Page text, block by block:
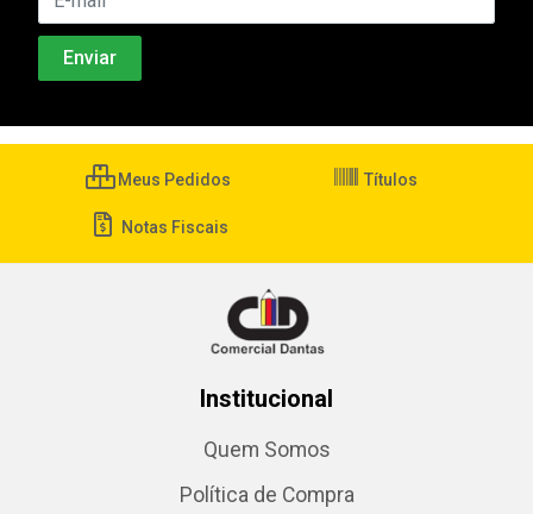
Meus Pedidos Títulos
Notas Fiscais
Institucional
Quem Somos
Política de Compra